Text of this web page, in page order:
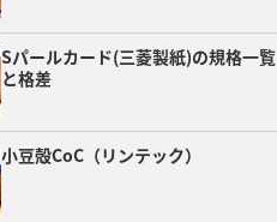
Sパールカード(三菱製紙)の規格一覧
と格差
小豆殻CoC（リンテック）